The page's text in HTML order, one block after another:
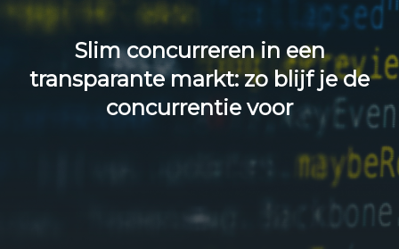
Slim concurreren in een
transparante markt: zo blijf je de
concurrentie voor